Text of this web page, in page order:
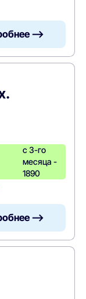
—>
с 3-го
месяца -
1890
—>